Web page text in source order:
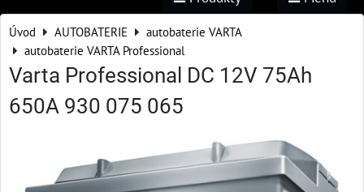
Úvod AUTOBATERIE
autobaterie VARTA
autobaterie VARTA Professional
Varta Professional DC 12V 75Ah
650A 930 075 065